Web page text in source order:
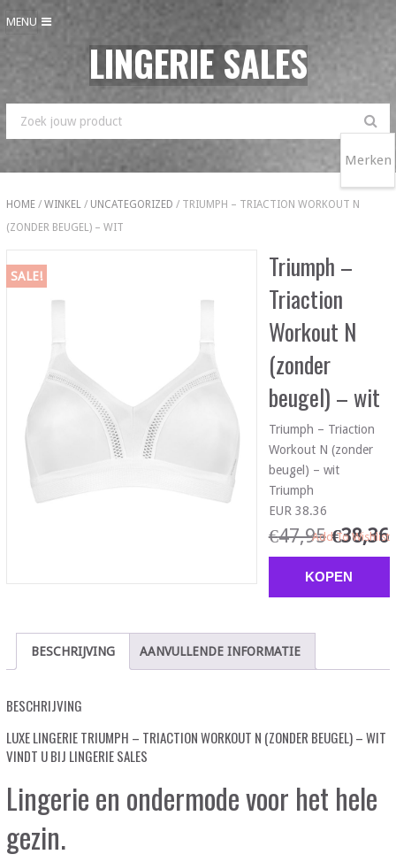
MENU
LINGERIE SALES
HOME/ WINKEL/ UNCATEGORIZED / TRIUMPH – TRIACTION WORKOUT N
(ZONDER BEUGEL) – WIT
SALE!
Triumph –
Triaction
Workout N
(zonder
beugel) – wit
Triumph – Triaction
Workout N (zonder
beugel) – wit
Triumph
EUR 38.36
€47,95 €38,36
KOPEN
Add To Wishlist
BESCHRIJVING AANVULLENDE INFORMATIE
BESCHRIJVING
LUXE LINGERIE TRIUMPH – TRIACTION WORKOUT N (ZONDER BEUGEL) – WIT
VINDT U BIJ LINGERIE SALES
Lingerie en ondermode voor het hele
gezin.
Merken